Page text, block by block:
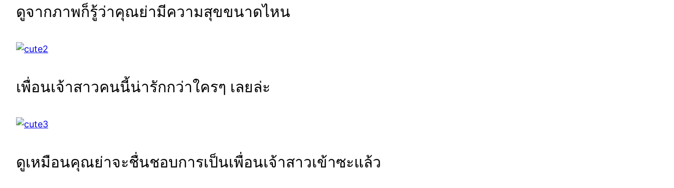
ดูจากภาพก็รู้ว่าคุณย่ามีความสุขขนาดไหน
เพื่อนเจ้าสาวคนนี้น่ารักกว่าใครๆ เลยล่ะ
ดูเหมือนคุณย่าจะชื่นชอบการเป็นเพื่อนเจ้าสาวเข้าซะแล้ว